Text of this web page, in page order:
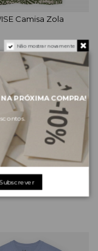
Camisa Zola
Camisa Pali
Não mostrar novamente
PRÓXIMA COMPRA!
Subscrever